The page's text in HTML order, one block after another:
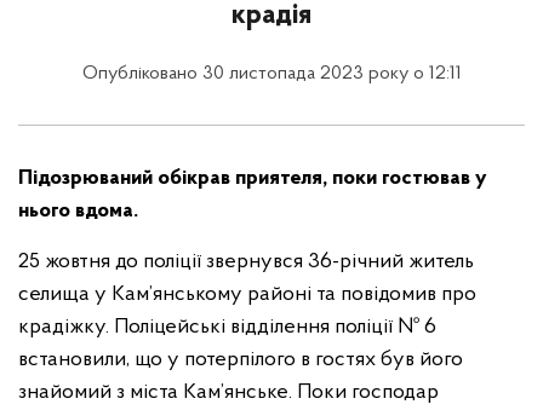
крадія
Опубліковано 30 листопада 2023 року о 12:11
Підозрюваний обікрав приятеля, поки гостював у
нього вдома.
25 жовтня до поліції звернувся 36-річний житель
селища у Кам’янському районі та повідомив про
крадіжку. Поліцейські відділення поліції № 6
встановили, що у потерпілого в гостях був його
знайомий з міста Кам’янське. Поки господар